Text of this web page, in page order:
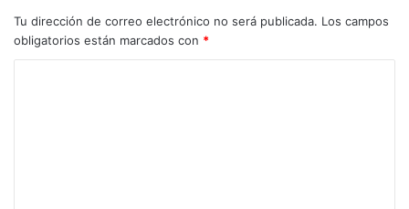
Tu dirección de correo electrónico no será publicada. Los campos
obligatorios están marcados con *